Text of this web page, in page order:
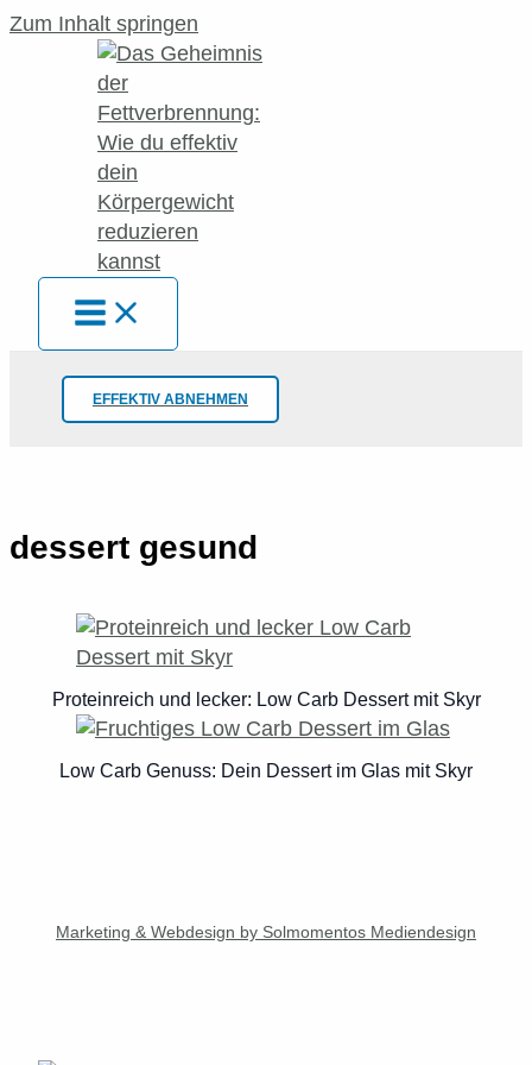
Zum Inhalt springen
EFFEKTIV ABNEHMEN
dessert gesund
Proteinreich und lecker: Low Carb Dessert mit Skyr
Low Carb Genuss: Dein Dessert im Glas mit Skyr
Marketing & Webdesign by Solmomentos Mediendesign